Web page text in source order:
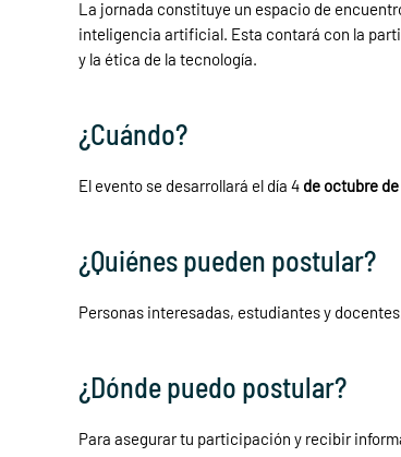
La jornada constituye un espacio de
inteligencia artificial. Esta contará con la
y la ética de la tecnología.
¿Cuándo?
El evento se desarrollará el día 4 de octubre
¿Quiénes pueden postular?
Personas interesadas, estudiantes y
¿Dónde puedo postular?
Para asegurar tu participación y recibir